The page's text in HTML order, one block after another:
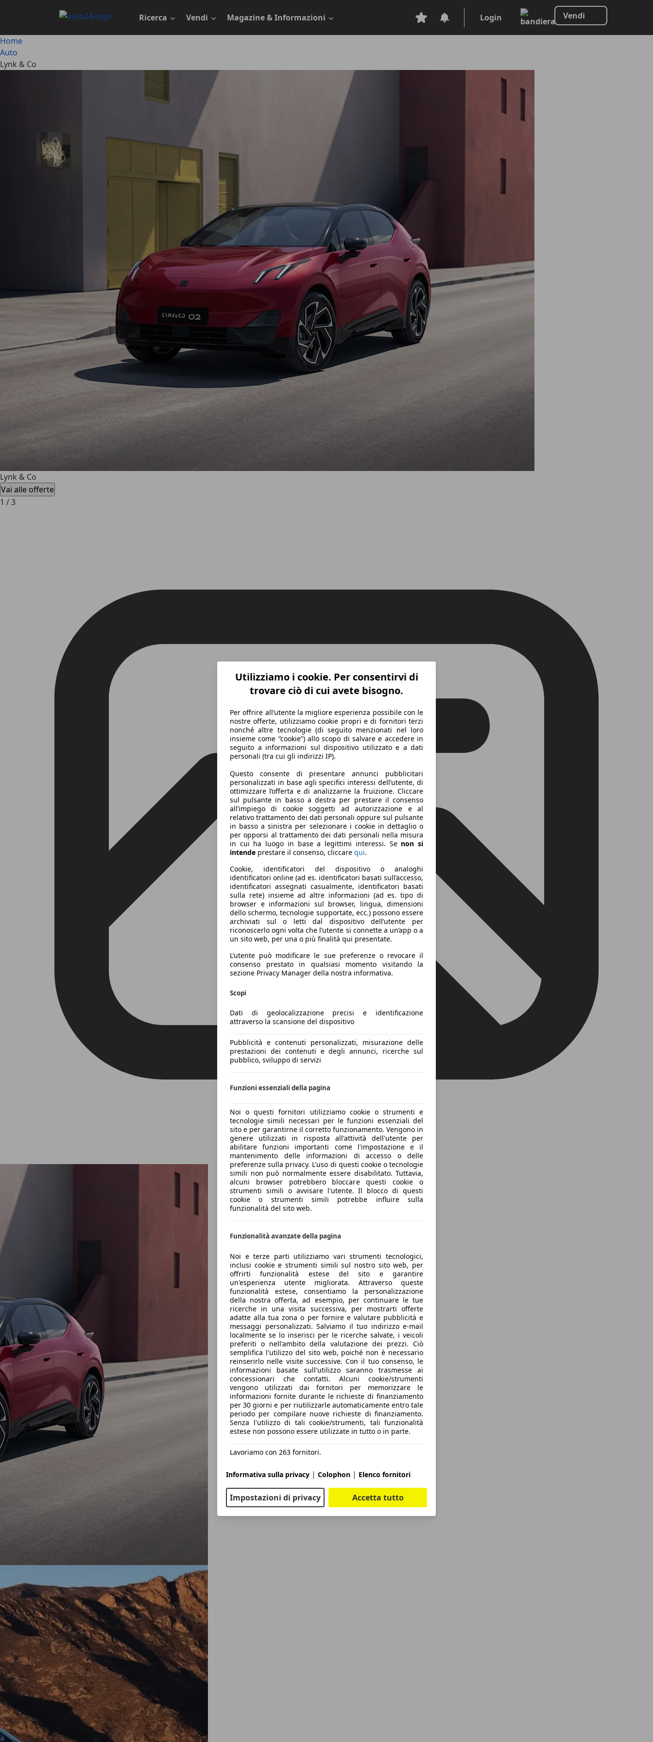
principale
Ricerca Vendi Magazine & Informazioni Login Vendi
Home
Auto
Lynk & Co
Lynk & Co
Vai alle offerte
1 /3
Utilizziamo i cookie. Per consentirvi di
trovare ciò di cui avete bisogno.
Per offrire all’utente la migliore esperienza possibile con le
nostre offerte, utilizziamo cookie propri e di fornitori terzi
nonché altre tecnologie (di seguito menzionati nel loro
insieme come “cookie”) allo scopo di salvare e accedere in
seguito a informazioni sul dispositivo utilizzato e a dati
personali (tra cui gli indirizzi IP).
Questo consente di presentare annunci pubblicitari
personalizzati in base agli specifici interessi dell’utente, di
ottimizzare l’offerta e di analizzarne la fruizione. Cliccare
sul pulsante in basso a destra per prestare il consenso
all’impiego di cookie soggetti ad autorizzazione e al
relativo trattamento dei dati personali oppure sul pulsante
in basso a sinistra per selezionare i cookie in dettaglio o
per opporsi al trattamento dei dati personali nella misura
in cui ha luogo in base a legittimi interessi. Se non si
intende prestare il consenso, cliccare qui.
Cookie, identificatori del dispositivo o analoghi
identificatori online (ad es. identificatori basati sull’accesso,
identificatori assegnati casualmente, identificatori basati
sulla rete) insieme ad altre informazioni (ad es. tipo di
browser e informazioni sul browser, lingua, dimensioni
dello schermo, tecnologie supportate, ecc.) possono essere
archiviati sul o letti dal dispositivo dell’utente per
riconoscerlo ogni volta che l’utente si connette a un’app o a
un sito web, per una o più finalità qui presentate.
L’utente può modificare le sue preferenze o revocare il
consenso prestato in qualsiasi momento visitando la
sezione Privacy Manager della nostra informativa.
Scopi
Dati di geolocalizzazione precisi e identificazione
attraverso la scansione del dispositivo
Pubblicità e contenuti personalizzati, misurazione delle
prestazioni dei contenuti e degli annunci, ricerche sul
pubblico, sviluppo di servizi
Funzioni essenziali della pagina
Noi o questi fornitori utilizziamo cookie o strumenti e
tecnologie simili necessari per le funzioni essenziali del
sito e per garantirne il corretto funzionamento. Vengono in
genere utilizzati in risposta all'attività dell'utente per
abilitare funzioni importanti come l'impostazione e il
mantenimento delle informazioni di accesso o delle
preferenze sulla privacy. L'uso di questi cookie o tecnologie
simili non può normalmente essere disabilitato. Tuttavia,
alcuni browser potrebbero bloccare questi cookie o
strumenti simili o avvisare l'utente. Il blocco di questi
cookie o strumenti simili potrebbe influire sulla
funzionalità del sito web.
Funzionalità avanzate della pagina
Noi e terze parti utilizziamo vari strumenti tecnologici,
inclusi cookie e strumenti simili sul nostro sito web, per
offrirti funzionalità estese del sito e garantire
un'esperienza utente migliorata. Attraverso queste
funzionalità estese, consentiamo la personalizzazione
della nostra offerta, ad esempio, per continuare le tue
ricerche in una visita successiva, per mostrarti offerte
adatte alla tua zona o per fornire e valutare pubblicità e
messaggi personalizzati. Salviamo il tuo indirizzo e-mail
localmente se lo inserisci per le ricerche salvate, i veicoli
preferiti o nell'ambito della valutazione dei prezzi. Ciò
semplifica l'utilizzo del sito web, poiché non è necessario
reinserirlo nelle visite successive. Con il tuo consenso, le
informazioni basate sull'utilizzo saranno trasmesse ai
concessionari che contatti. Alcuni cookie/strumenti
vengono utilizzati dai fornitori per memorizzare le
informazioni fornite durante le richieste di finanziamento
per 30 giorni e per riutilizzarle automaticamente entro tale
periodo per compilare nuove richieste di finanziamento.
Senza l'utilizzo di tali cookie/strumenti, tali funzionalità
estese non possono essere utilizzate in tutto o in parte.
Lavoriamo con 263 fornitori.
Informativa sulla privacy | Colophon | Elenco fornitori
Impostazioni di privacy Accetta tutto